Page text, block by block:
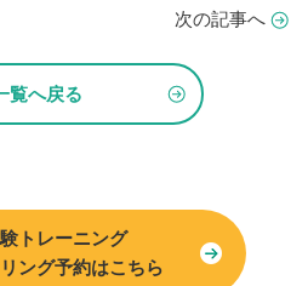
次の記事へ
覧へ戻る
トレーニング
ング予約はこちら